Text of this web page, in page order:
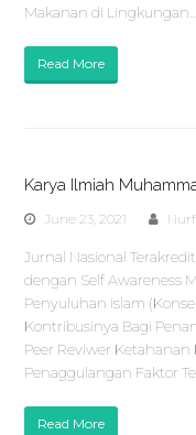
Makanan di Lingkungan…
Read More
Karya Ilmiah
June 23, 2021
Jurnal Nasional
dengan Self Awareness
Penyuluhan Islam
Kontribusinya Bagi
Peer Reviwer
Penaggulangan Faktor
Read More